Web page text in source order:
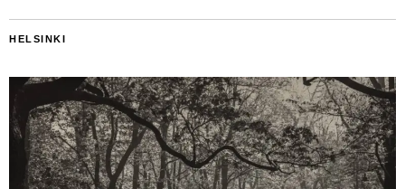
HELSINKI